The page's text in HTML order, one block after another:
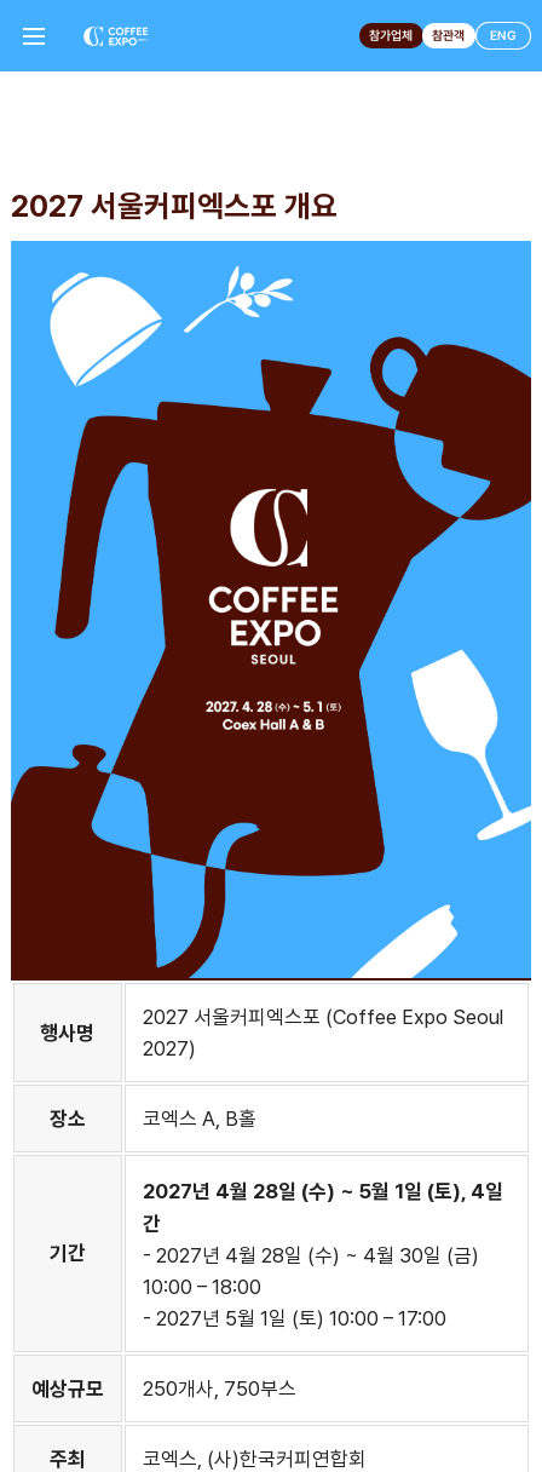
참가업체 참관객 ENG
2027 서울커피엑스포 개요
행사명
2027 서울커피엑스포 (Coffee Expo Seoul
2027)
장소 코엑스 A, B홀
기간
2027년 4월 28일 (수) ~ 5월 1일 (토), 4일
간
- 2027년 4월 28일 (수) ~ 4월 30일 (금)
10:00 – 18:00
- 2027년 5월 1일 (토) 10:00 – 17:00
예상규모 250개사, 750부스
주최 코엑스, (사)한국커피연합회